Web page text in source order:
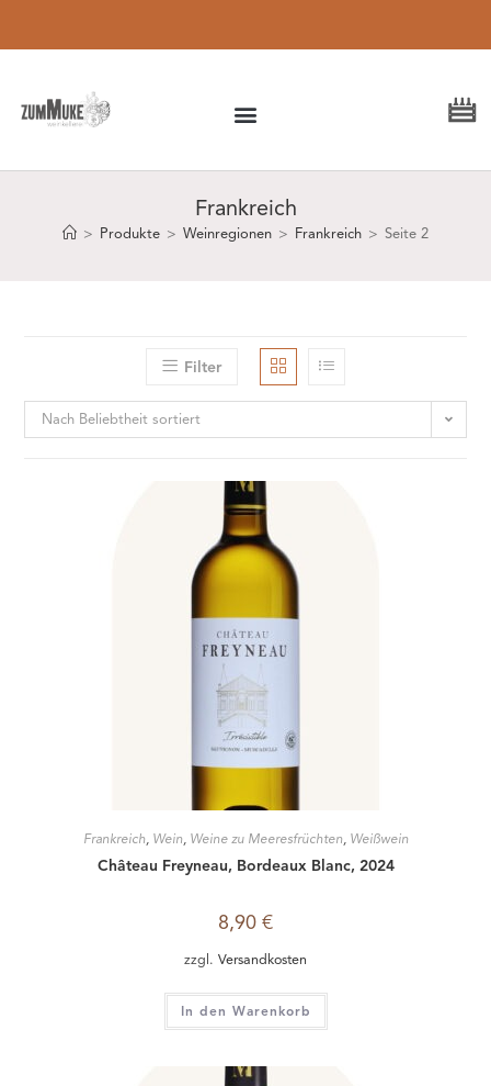
Frankreich
> Produkte > Weinregionen > Frankreich > Seite 2
Filter
Nach Beliebtheit sortiert
Frankreich, Wein, Weine zu Meeresfrüchten, Weißwein
Château Freyneau, Bordeaux Blanc, 2024
8,90 €
zzgl. Versandkosten
In den Warenkorb